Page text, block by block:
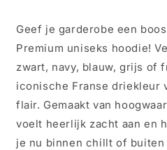
kleur
verkrijgbaar
in
Zwart,
Navy,
Blauw,
Grijs
of
kleur
verkrijgbaar
in
Zwart,
Navy,
Blauw,
Grijs
of
Geef je garderobe een
Premium uniseks hoodie!
zwart, navy, blauw, grijs of
iconische Franse driekleur
flair. Gemaakt van
voelt heerlijk zacht aan en
je nu binnen chillt of buiten